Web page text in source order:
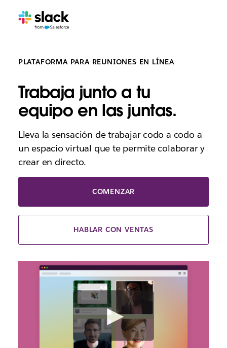
PLATAFORMA PARA REUNIONES EN LÍNEA
Trabaja junto a tu
equipo en las juntas.
Lleva la sensación de trabajar codo a codo a
un espacio virtual que te permite colaborar y
crear en directo.
COMENZAR
HABLAR CON VENTAS